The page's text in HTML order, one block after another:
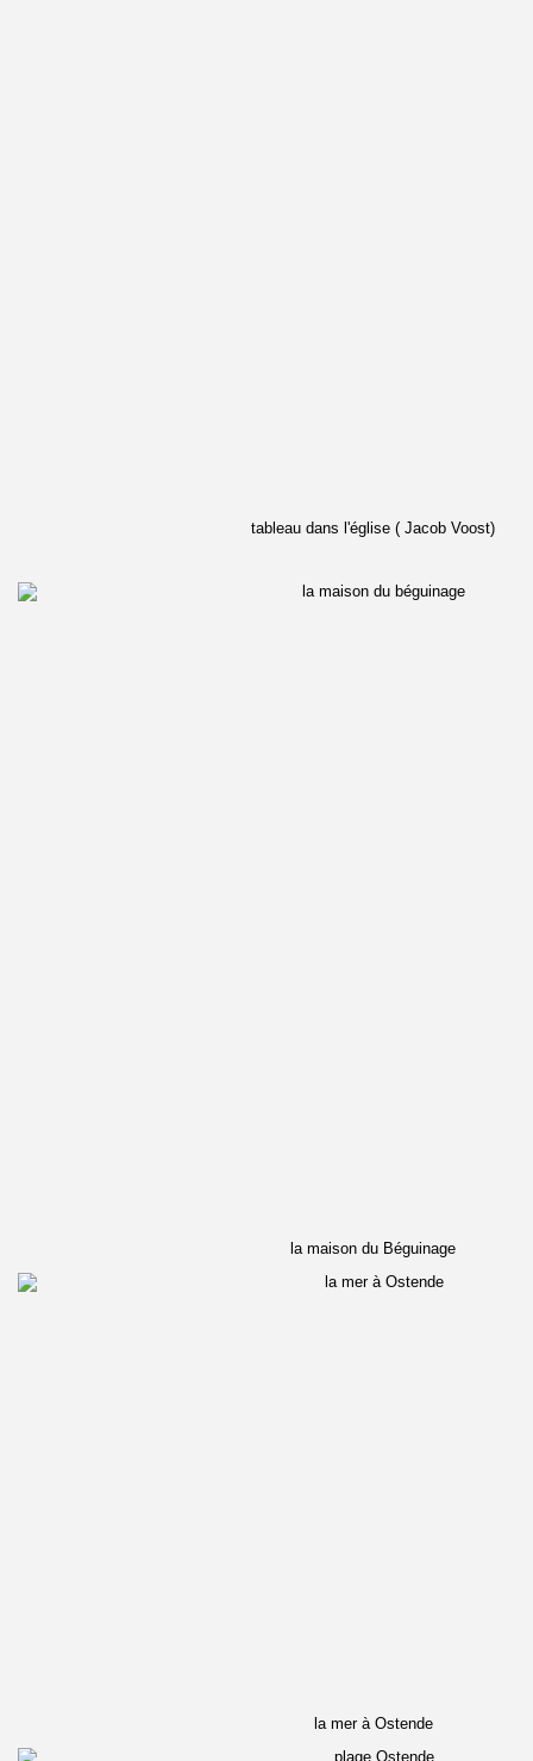
tableau dans l'église ( Jacob Voost)
la maison du Béguinage
la mer à Ostende